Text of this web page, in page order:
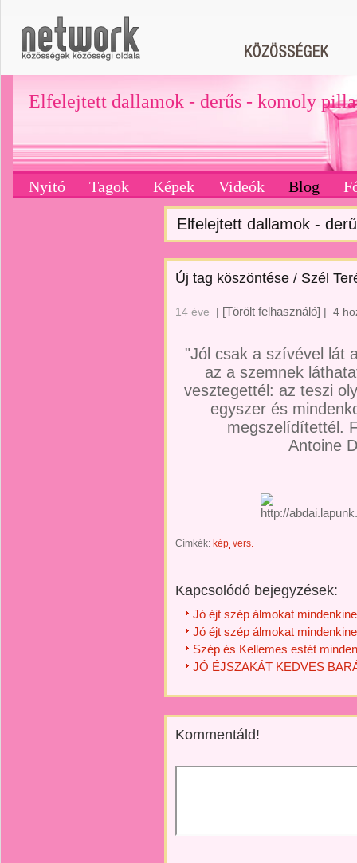
Elfelejtett dallamok - derűs - komoly
Nyitó Tagok Képek Videók Blog
Elfelejtett dallamok -
Új tag köszöntése / Szél
14 éve | [Törölt felhasználó] | 4
"Jól csak a szívével lát
az a szemnek
vesztegettél: az teszi
egyszer és
megszelídítettél.
Antoine
Címkék: kép vers.
Kapcsolódó bejegyzések:
Jó éjt szép álmokat
Jó éjt szép álmokat
Szép és Kellemes estét
JÓ ÉJSZAKÁT KEDVES
Kommentáld!